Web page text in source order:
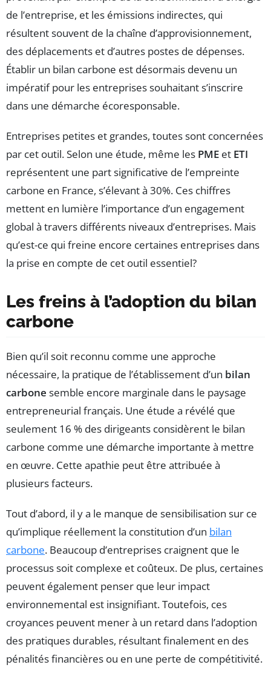
de l’entreprise, et les émissions indirectes, qui
résultent souvent de la chaîne d’approvisionnement,
des déplacements et d’autres postes de dépenses.
Établir un bilan carbone est désormais devenu un
impératif pour les entreprises souhaitant s’inscrire
dans une démarche écoresponsable.
Entreprises petites et grandes, toutes sont concernées
par cet outil. Selon une étude, même les PME et ETI
représentent une part significative de l’empreinte
carbone en France, s’élevant à 30%. Ces chiffres
mettent en lumière l’importance d’un engagement
global à travers différents niveaux d’entreprises. Mais
qu’est-ce qui freine encore certaines entreprises dans
la prise en compte de cet outil essentiel?
Les freins à l’adoption du bilan
carbone
Bien qu’il soit reconnu comme une approche
nécessaire, la pratique de l’établissement d’un bilan
carbone semble encore marginale dans le paysage
entrepreneurial français. Une étude a révélé que
seulement 16 % des dirigeants considèrent le bilan
carbone comme une démarche importante à mettre
en œuvre. Cette apathie peut être attribuée à
plusieurs facteurs.
Tout d’abord, il y a le manque de sensibilisation sur ce
qu’implique réellement la constitution d’un bilan
carbone. Beaucoup d’entreprises craignent que le
processus soit complexe et coûteux. De plus, certaines
peuvent également penser que leur impact
environnemental est insignifiant. Toutefois, ces
croyances peuvent mener à un retard dans l’adoption
des pratiques durables, résultant finalement en des
pénalités financières ou en une perte de compétitivité.